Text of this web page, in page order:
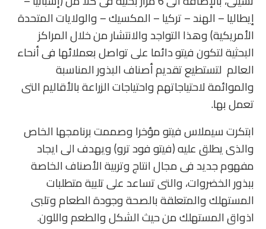
إيطاليا – الهند – تركيا – المكسيك – والولايات المتحدة
الأمريكية) وهذا التواجد والانتشار من خلال المراكز
البحثية لتكون فيتو دائما على تواصل بعملائها فى أنحاء
العالم لتستطيع تقديم أصناف البذور المناسبة
والموائمة لاحتياجاتهم واحتياجات الزراعة بالأقاليم التى
تعمل بها.
ابتكرت سيملاس فيتو مؤخرا وصممت برنامجها الخاص
والذى يطلق عليه (فيتو فود ترو) ويهدف الى ايجاد
مفهوم جديد فى مجال انتاج وتربية الأصناف الخاصة
ببذور الخضروات، والتى تساعد على تلبية متطلبات
المستهلك والمتعلقة بالصحة وجودة الطعام وتلبى
اذواق المستهلك من حيث الشكل والطعم واللون.